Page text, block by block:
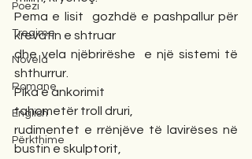
Poezi
Tregime
Novela
Romane
English
Përkthime
Pema e lisit  gozhdë e pashpallur për
krevatin e shtruar
dhe vela njëbrirëshe  e një sistemi të
shthurrur.
Pika e ankorimit
tahometër troll druri,
rudimentet e rrënjëve të lavirëses në
bustin e skulptorit, ​​